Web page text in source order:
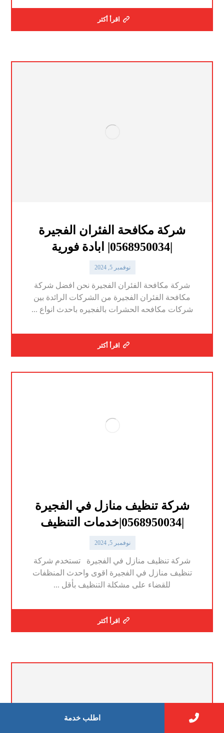
اقرأ أكثر
شركة مكافحة الفئران الفجيرة
نوفمبر 5, 2024
شركة مكافحة الفئران الفجيرة نحن افضل شركة
مكافحة الفئران الفجيرة من الشركات الرائدة بين
شركات مكافحه الحشرات بالفجيره باحدث انواع ...
اقرأ أكثر
شركة تنظيف منازل في الفجيرة
|0568950034|خدمات التنظيف
نوفمبر 5, 2024
شركة تنظيف منازل في الفجيرة تستخدم شركة
تنظيف منازل في الفجيرة اقوى واحدث المنظفات
للقضاء على مشكلة التنظيف بأقل ...
اقرأ أكثر
اطلب خدمة